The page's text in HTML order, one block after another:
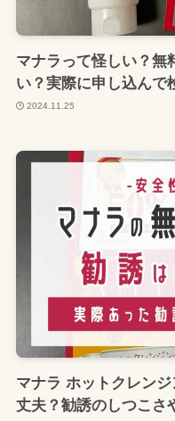
マナラって怪しい？無
い？実際に申し込んで
2024.11.25
マナラ ホットクレン
丈夫？勧誘のしつこさ